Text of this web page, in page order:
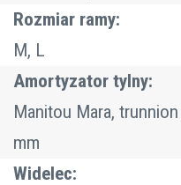
Rozmiar ramy:
M, L
Amortyzator tylny:
Manitou Mara,
mm
Widelec: